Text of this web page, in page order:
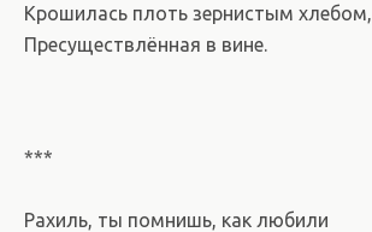
Крошилась плоть зернистым хлебом,
Пресуществлённая в вине.
***
Рахиль, ты помнишь, как любили